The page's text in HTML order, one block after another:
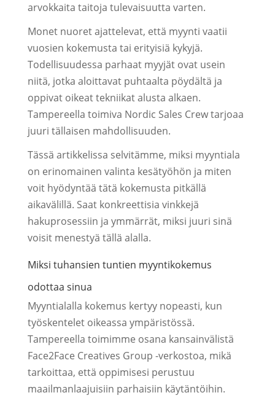
arvokkaita taitoja tulevaisuutta varten.
Monet nuoret ajattelevat, että myynti vaatii
vuosien kokemusta tai erityisiä kykyjä.
Todellisuudessa parhaat myyjät ovat usein
niitä, jotka aloittavat puhtaalta pöydältä ja
oppivat oikeat tekniikat alusta alkaen.
Tampereella toimiva Nordic Sales Crew tarjoaa
juuri tällaisen mahdollisuuden.
Tässä artikkelissa selvitämme, miksi myyntiala
on erinomainen valinta kesätyöhön ja miten
voit hyödyntää tätä kokemusta pitkällä
aikavälillä. Saat konkreettisia vinkkejä
hakuprosessiin ja ymmärrät, miksi juuri sinä
voisit menestyä tällä alalla.
Miksi tuhansien tuntien myyntikokemus
odottaa sinua
Myyntialalla kokemus kertyy nopeasti, kun
työskentelet oikeassa ympäristössä.
Tampereella toimimme osana kansainvälistä
Face2Face Creatives Group -verkostoa, mikä
tarkoittaa, että oppimisesi perustuu
maailmanlaajuisiin parhaisiin käytäntöihin.